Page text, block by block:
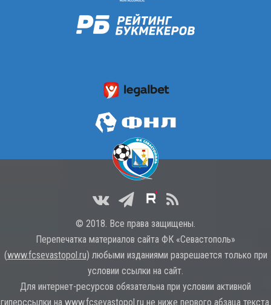
© 2018. Все права защищены.
Перепечатка материалов сайта ФК «Севастополь»
(www.fcsevastopol.ru) любыми изданиями разрешается только при
условии ссылки на сайт.
Для интернет-ресурсов обязательна при условии активной
гиперссылки на www.fcsevastopol.ru не ниже первого абзаца текста.